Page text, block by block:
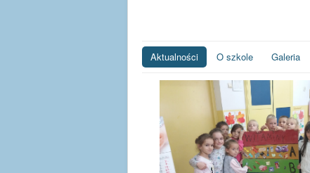
Aktualności O szkole Galeria